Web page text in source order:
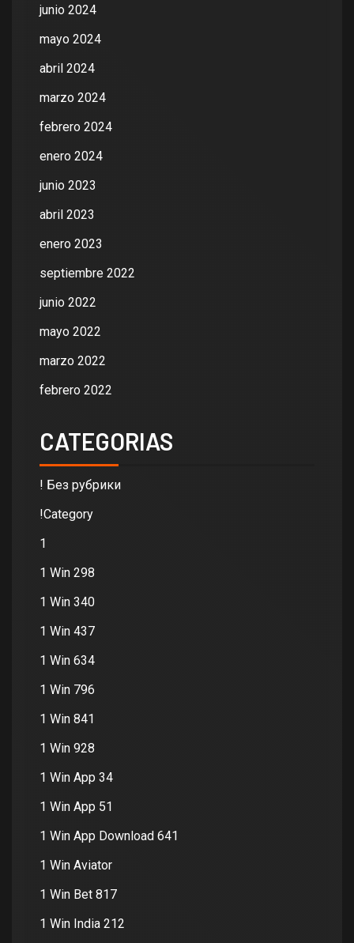
junio 2024
mayo 2024
abril 2024
marzo 2024
febrero 2024
enero 2024
junio 2023
abril 2023
enero 2023
septiembre 2022
junio 2022
mayo 2022
marzo 2022
febrero 2022
CATEGORIAS
! Без рубрики
!Category
1
1 Win 298
1 Win 340
1 Win 437
1 Win 634
1 Win 796
1 Win 841
1 Win 928
1 Win App 34
1 Win App 51
1 Win App Download 641
1 Win Aviator
1 Win Bet 817
1 Win India 212